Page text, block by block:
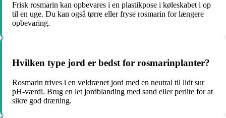
Frisk rosmarin kan opbevares i en plastikpose i køleskabet i op
til en uge. Du kan også tørre eller fryse rosmarin for længere
opbevaring.
Hvilken type jord er bedst for rosmarinplanter?
Rosmarin trives i en veldrænet jord med en neutral til lidt sur
pH-værdi. Brug en let jordblanding med sand eller perlite for at
sikre god dræning.